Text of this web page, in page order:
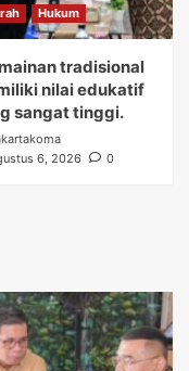
Hukum
tradisional
nilai edukatif
sangat tinggi.
6, 2026
0